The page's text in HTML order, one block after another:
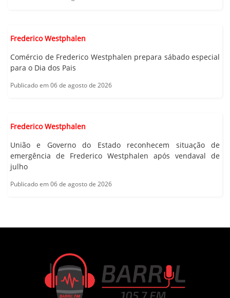
Frederico Westphalen
Comércio de Frederico Westphalen prepara sábado especial
para o Dia dos Pais
Publicado em 06 de agosto de 2026
Frederico Westphalen
União e Governo do Estado reconhecem situação de
emergência de Frederico Westphalen após vendaval de
julho
Publicado em 06 de agosto de 2026